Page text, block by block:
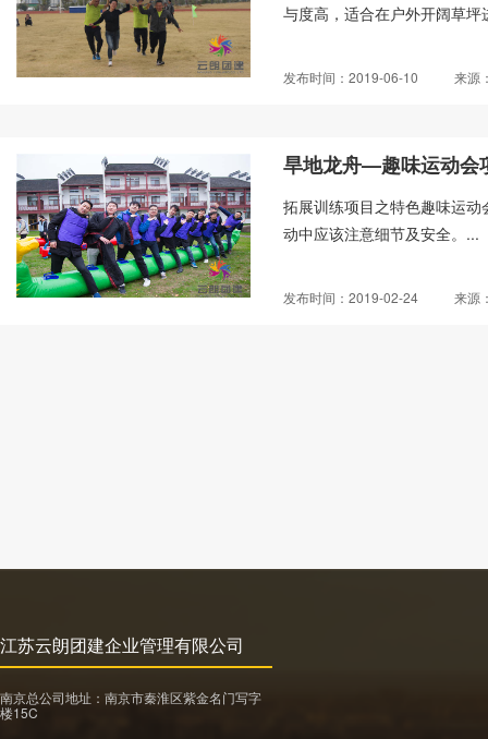
与度高，适合在户外开阔草
发布时间：2019-06-10 来源
旱地龙舟—趣味运动
拓展训练项目之特色趣味运
动中应该注意细节及安全。...
发布时间：2019-02-24 来源
江苏云朗团建企业管理有限公司
南京总公司地址：南京市秦淮区紫金名门写字
楼15C